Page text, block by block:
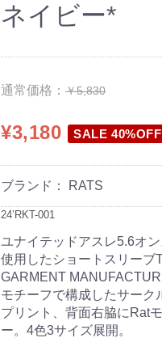
ネイビー*
通常価格： ￥5,830
¥3,180 SALE 40%OFF
ブランド： RATS
24’RKT-001
ユナイテッドアスレ5.6オ
使用したショートスリーブ
GARMENT
モチーフで構成したサーク
プリント、背面右脇にRat
ー。4色3サイズ展開。